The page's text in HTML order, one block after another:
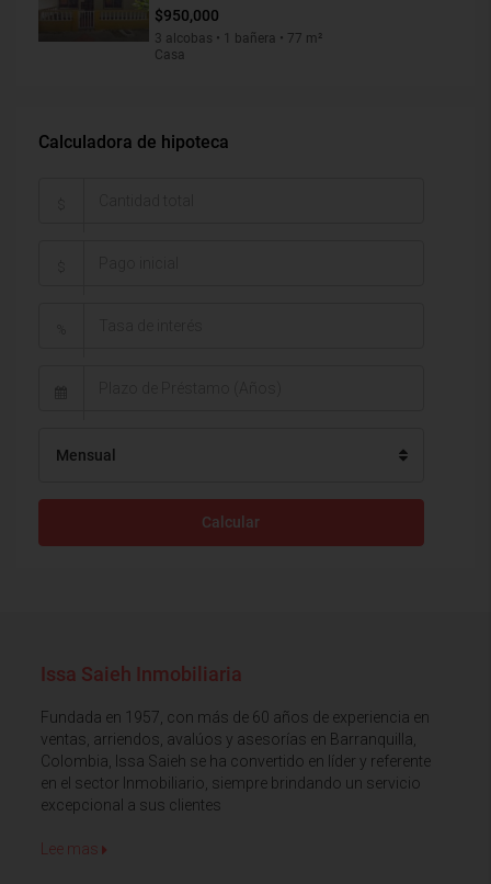
$950,000
3 alcobas • 1 bañera • 77 m²
Casa
Calculadora de hipoteca
Mensual
Calcular
Issa Saieh Inmobiliaria
Fundada en 1957, con más de 60 años de experiencia en
ventas, arriendos, avalúos y asesorías en Barranquilla,
Colombia, Issa Saieh se ha convertido en líder y referente
en el sector Inmobiliario, siempre brindando un servicio
excepcional a sus clientes
Lee mas